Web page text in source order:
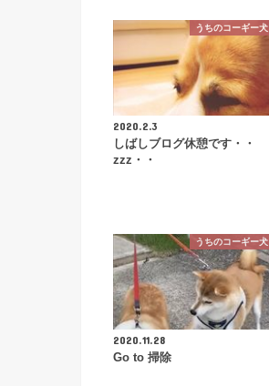
うちのコーギー犬
2020.2.3
しばしブログ休憩です・・
zzz・・
うちのコーギー犬
2020.11.28
Go to 掃除